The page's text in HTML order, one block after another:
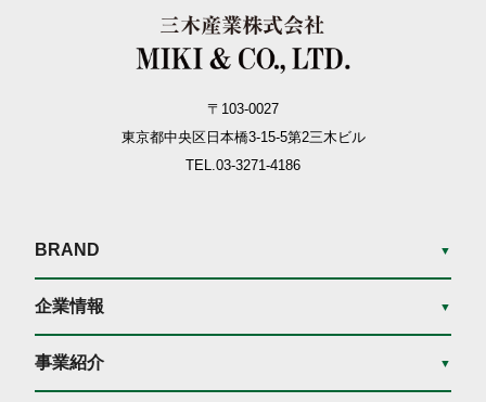
〒103-0027
東京都中央区日本橋3-15-5第2三木ビル
TEL.03-3271-4186
BRAND ▼
企業情報 ▼
事業紹介 ▼